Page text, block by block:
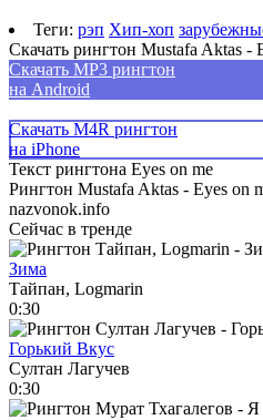
Теги: рэп Хип-хоп
Скачать рингтон Mustafa Aktas -
Скачать MP3 рингтон
на Android
Скачать M4R рингтон
на iPhone
Текст рингтона Eyes on me
Рингтон Mustafa Aktas - Eyes on
nazvonok.info
Сейчас в тренде
Зима
Тайпан, Logmarin
0:30
Горький Вкус
Султан Лагучев
0:30